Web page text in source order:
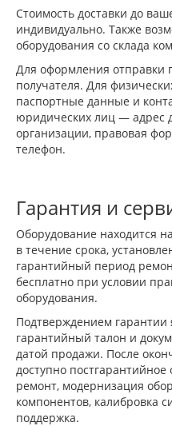
Стоимость доставки до
индивидуально. Также
оборудования со склада
Для оформления отправки
получателя. Для
паспортные данные и
юридических лиц — адрес
организации, правовая
телефон.
Гарантия и
Оборудование находится
в течение срока,
гарантийный период
бесплатно при условии
оборудования.
Подтверждением гарантии
гарантийный талон и
датой продажи. После
доступно
ремонт, модернизация
компонентов, калибровка
поддержка.